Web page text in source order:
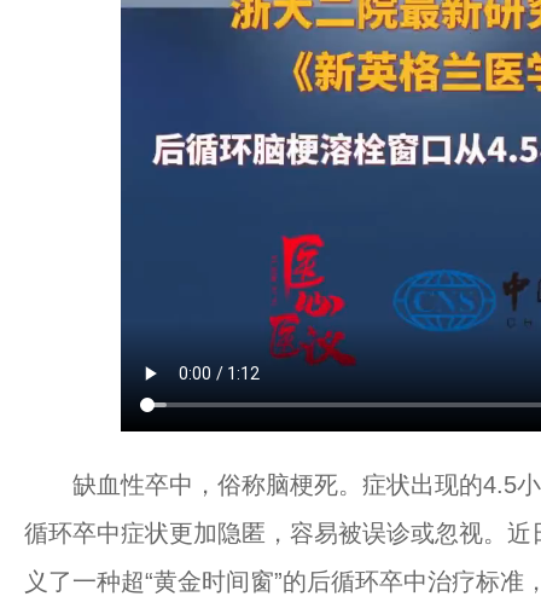
缺血性卒中，俗称脑梗死。症状出现的4.5小
循环卒中症状更加隐匿，容易被误诊或忽视。
义了一种超“黄金时间窗”的后循环卒中治疗标